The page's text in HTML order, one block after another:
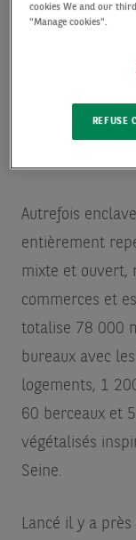
Architectures,
quartier est
berges de
Autrefois
entièrement
mixte et ouvert,
commerces et
totalise 78 000
bureaux avec
logements, 1
60 berceaux et
végétalisés
Seine.
Lancé il y a
cookies We and our
"Manage cookies".
REFUSE